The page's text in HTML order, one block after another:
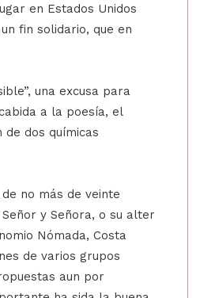
en Estados Unidos
fin solidario, que en
una excusa para
a la poesía, el
dos químicas
no más de veinte
y Señora, o su alter
Nómada, Costa
de varios grupos
aun por